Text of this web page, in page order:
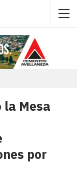
la Mesa
por